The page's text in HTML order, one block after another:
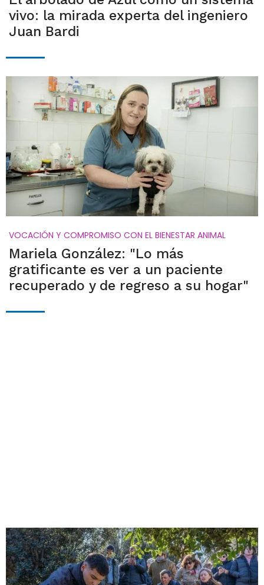
vivo: la mirada experta del ingeniero
Juan Bardi
VOCACIÓN Y COMPROMISO CON EL BIENESTAR ANIMAL
Mariela González: "Lo más
gratificante es ver a un paciente
recuperado y de regreso a su hogar"